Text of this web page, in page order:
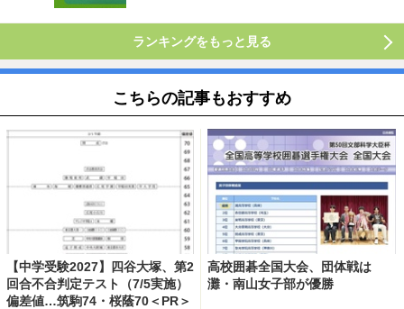
ランキングをもっと見る
こちらの記事もおすすめ
【中学受験2027】四谷大塚、第2
回合不合判定テスト（7/5実施）
偏差値…筑駒74・桜蔭70＜PR＞
高校囲碁全国大会、団体戦は
灘・南山女子部が優勝